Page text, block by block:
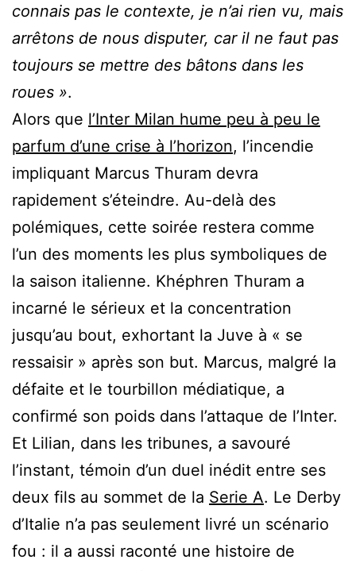
connais pas le contexte, je n’ai rien vu, mais
arrêtons de nous disputer, car il ne faut pas
toujours se mettre des bâtons dans les
roues ».
Alors que l’Inter Milan hume peu à peu le
parfum d’une crise à l’horizon, l’incendie
impliquant Marcus Thuram devra
rapidement s’éteindre. Au-delà des
polémiques, cette soirée restera comme
l’un des moments les plus symboliques de
la saison italienne. Khéphren Thuram a
incarné le sérieux et la concentration
jusqu’au bout, exhortant la Juve à « se
ressaisir » après son but. Marcus, malgré la
défaite et le tourbillon médiatique, a
confirmé son poids dans l’attaque de l’Inter.
Et Lilian, dans les tribunes, a savouré
l’instant, témoin d’un duel inédit entre ses
deux fils au sommet de la Serie A. Le Derby
d’Italie n’a pas seulement livré un scénario
fou : il a aussi raconté une histoire de